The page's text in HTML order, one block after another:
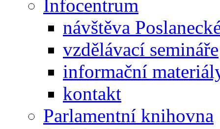
Infocentrum
návštěva
vzdělávací semináře
informační
kontakt
Parlamentní knihovna